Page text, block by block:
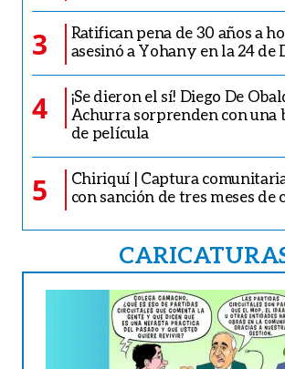
3
Ratifican pena de 30 años a
asesinó a Yohany en la 24 de
4
¡Se dieron el sí! Diego De
Achurra sorprenden con una
de película
5
Chiriquí | Captura
con sanción de tres meses de